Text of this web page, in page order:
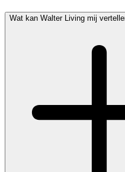
Wat kan Walter Living mij